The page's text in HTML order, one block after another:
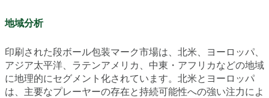
地域分析
印刷された段ボール包装マーク市場は、北米、ヨーロッパ、
アジア太平洋、ラテンアメリカ、中東・アフリカなどの地域
に地理的にセグメント化されています。北米とヨーロッパ
は、主要なプレーヤーの存在と持続可能性への強い注力によ